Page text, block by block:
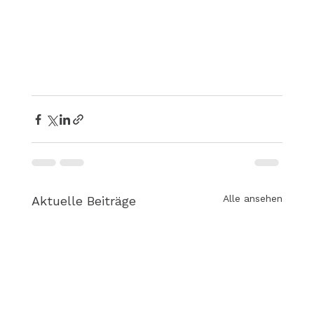
Aktuelle Beiträge Alle ansehen